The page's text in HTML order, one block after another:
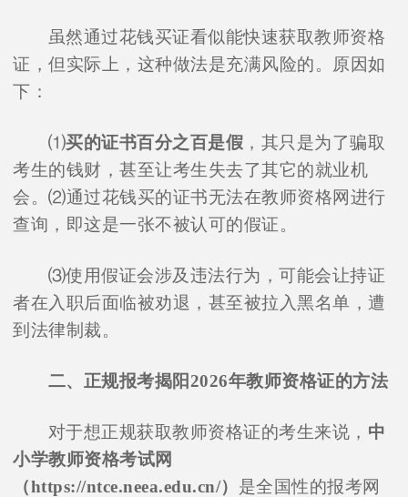
虽然通过花钱买证看似能快速获取教师资格
证，但实际上，这种做法是充满风险的。原因如
下：
⑴买的证书百分之百是假 ，其只是为了骗取
考生的钱财，甚至让考生失去了其它的就业机
会。⑵通过花钱买的证书无法在教师资格网进行
查询，即这是一张不被认可的假证。
⑶使用假证会涉及违法行为，可能会让持证
者在入职后面临被劝退，甚至被拉入黑名单，遭
到法律制裁。
二、正规报考揭阳2026年教师资格证的方法
对于想正规获取教师资格证的考生来说， 中
小学教师资格考试网
（https://ntce.neea.edu.cn/） 是全国性的报考网